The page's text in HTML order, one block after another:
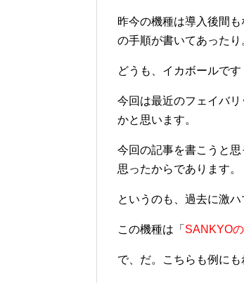
昨今の機種は導入後間
の手順が書いてあったり
どうも、イカボールです
今回は最近のフェイバ
かと思います。
今回の記事を書こうと
思ったからであります。
というのも、過去に激ハ
この機種は「 SANKYO
で、だ。こちらも例に